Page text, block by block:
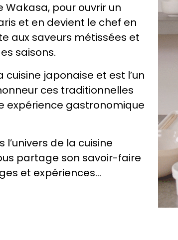
Wakasa, pour ouvrir un
et en devient le chef en
aux saveurs métissées et
saisons.
japonaise et est l’un
ces traditionnelles
expérience gastronomique
de la cuisine
partage son savoir-faire
et expériences…